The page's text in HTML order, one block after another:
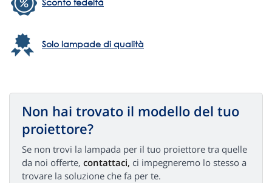
Solo lampade di qualità
Non hai trovato il modello del tuo
proiettore?
Se non trovi la lampada per il tuo proiettore tra quelle
da noi offerte, contattaci, ci impegneremo lo stesso a
trovare la soluzione che fa per te.